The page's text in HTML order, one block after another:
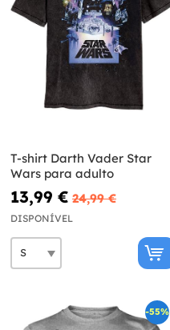
T-shirt Darth Vader Star
Wars para adulto
13,99 € 24,99 €
DISPONÍVEL
-55%